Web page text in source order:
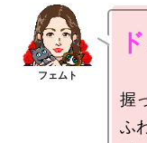
ド
握
ふ